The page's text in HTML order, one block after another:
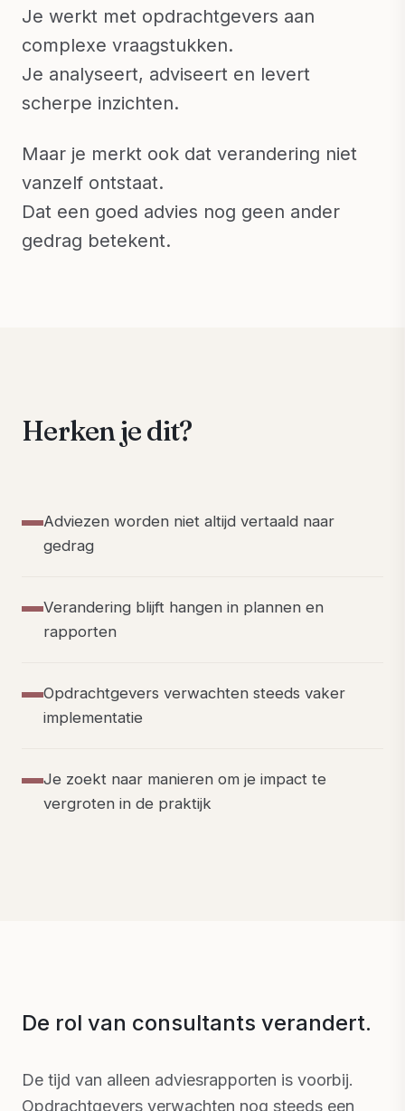
Je werkt met opdrachtgevers aan
complexe vraagstukken.
Je analyseert, adviseert en levert
scherpe inzichten.
Maar je merkt ook dat verandering niet
vanzelf ontstaat.
Dat een goed advies nog geen ander
gedrag betekent.
Herken je dit?
Adviezen worden niet altijd vertaald naar
gedrag
Verandering blijft hangen in plannen en
rapporten
Opdrachtgevers verwachten steeds vaker
implementatie
Je zoekt naar manieren om je impact te
vergroten in de praktijk
De rol van consultants verandert.
De tijd van alleen adviesrapporten is voorbij.
Opdrachtgevers verwachten nog steeds een